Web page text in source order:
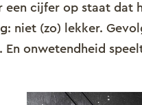
cijfer op staat dat
niet (zo) lekker.
onwetendheid